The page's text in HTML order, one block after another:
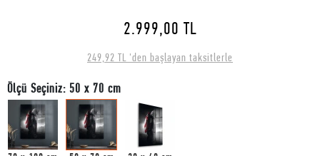
2.999,00 TL
249,92 TL 'den başlayan taksitlerle
Ölçü Seçiniz: 50 x 70 cm